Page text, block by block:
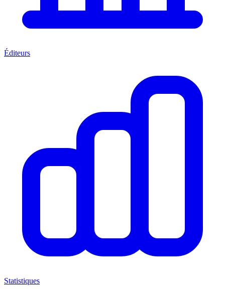
Éditeurs
Statistiques